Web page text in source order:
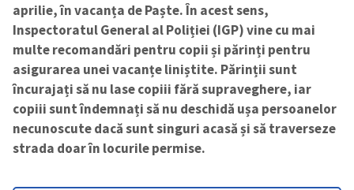
aprilie, în vacanța de Paște. În acest sens,
Inspectoratul General al Poliției (IGP) vine cu mai
multe recomandări pentru copii și părinți pentru
asigurarea unei vacanțe liniștite. Părinții sunt
încurajați să nu lase copiii fără supraveghere, iar
copiii sunt îndemnați să nu deschidă ușa persoanelor
necunoscute dacă sunt singuri acasă și să traverseze
strada doar în locurile permise.